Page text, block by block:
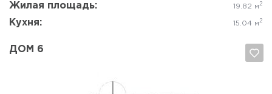
Жилая площадь: 19.82 м 2
Кухня: 15.04 м 2
ДОМ 6